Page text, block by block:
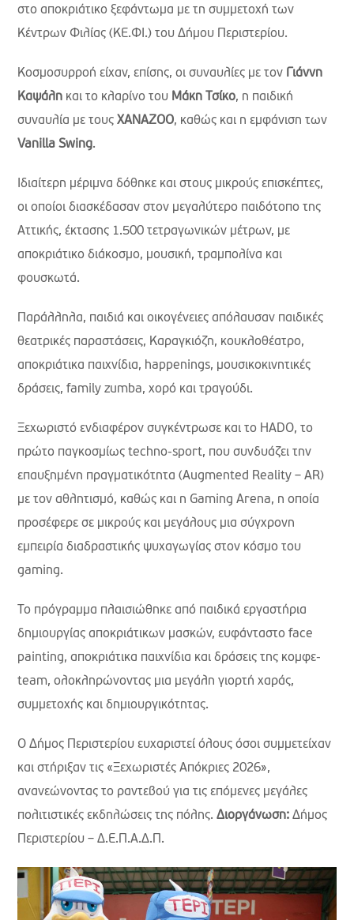
στο αποκριάτικο ξεφάντωμα με τη συμμετοχή των
Κέντρων Φιλίας (ΚΕ.ΦΙ.) του Δήμου Περιστερίου.
Κοσμοσυρροή είχαν, επίσης, οι συναυλίες με τον Γιάννη
Καψάλη και το κλαρίνο του Μάκη Τσίκο, η παιδική
συναυλία με τουςXANAZOO, καθώς και η εμφάνιση των
Vanilla Swing.
Ιδιαίτερη μέριμνα δόθηκε και στους μικρούς επισκέπτες,
οι οποίοι διασκέδασαν στον μεγαλύτερο παιδότοπο της
Αττικής, έκτασης 1.500 τετραγωνικών μέτρων, με
αποκριάτικο διάκοσμο, μουσική, τραμπολίνα και
φουσκωτά.
Παράλληλα, παιδιά και οικογένειες απόλαυσαν παιδικές
θεατρικές παραστάσεις, Καραγκιόζη, κουκλοθέατρο,
αποκριάτικα παιχνίδια, happenings, μουσικοκινητικές
δράσεις, family zumba, χορό και τραγούδι.
Ξεχωριστό ενδιαφέρον συγκέντρωσε και το HADO, το
πρώτο παγκοσμίως techno-sport, που συνδυάζει την
επαυξημένη πραγματικότητα (Augmented Reality – AR)
με τον αθλητισμό, καθώς και η Gaming Arena, η οποία
προσέφερε σε μικρούς και μεγάλους μια σύγχρονη
εμπειρία διαδραστικής ψυχαγωγίας στον κόσμο του
gaming.
Το πρόγραμμα πλαισιώθηκε από παιδικά εργαστήρια
δημιουργίας αποκριάτικων μασκών, ευφάνταστο face
painting, αποκριάτικα παιχνίδια και δράσεις της κομφε-
team, ολοκληρώνοντας μια μεγάλη γιορτή χαράς,
συμμετοχής και δημιουργικότητας.
Ο Δήμος Περιστερίου ευχαριστεί όλους όσοι συμμετείχαν
και στήριξαν τις «Ξεχωριστές Απόκριες 2026»,
ανανεώνοντας το ραντεβού για τις επόμενες μεγάλες
πολιτιστικές εκδηλώσεις της πόλης.Διοργάνωση: Δήμος
Περιστερίου – Δ.Ε.Π.Α.Δ.Π.